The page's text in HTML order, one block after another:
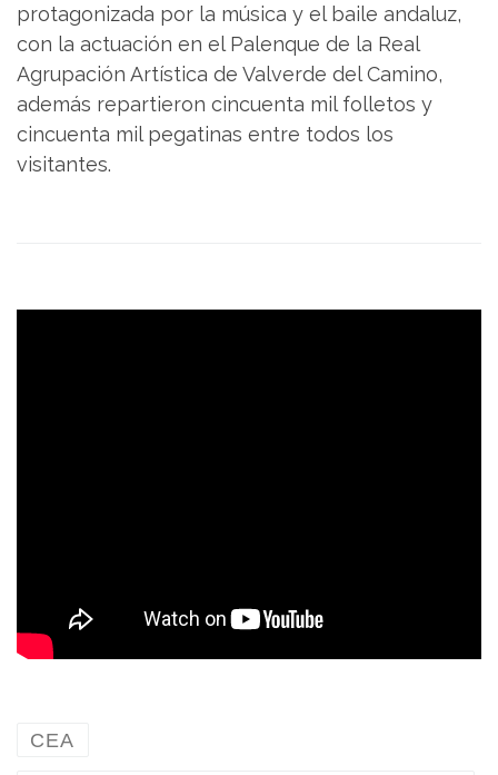
protagonizada por la música y el baile andaluz,
con la actuación en el Palenque de la Real
Agrupación Artística de Valverde del Camino,
además repartieron cincuenta mil folletos y
cincuenta mil pegatinas entre todos los
visitantes.
CEA